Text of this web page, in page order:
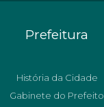
Prefeitura
História da Cidade
Gabinete do Prefeito